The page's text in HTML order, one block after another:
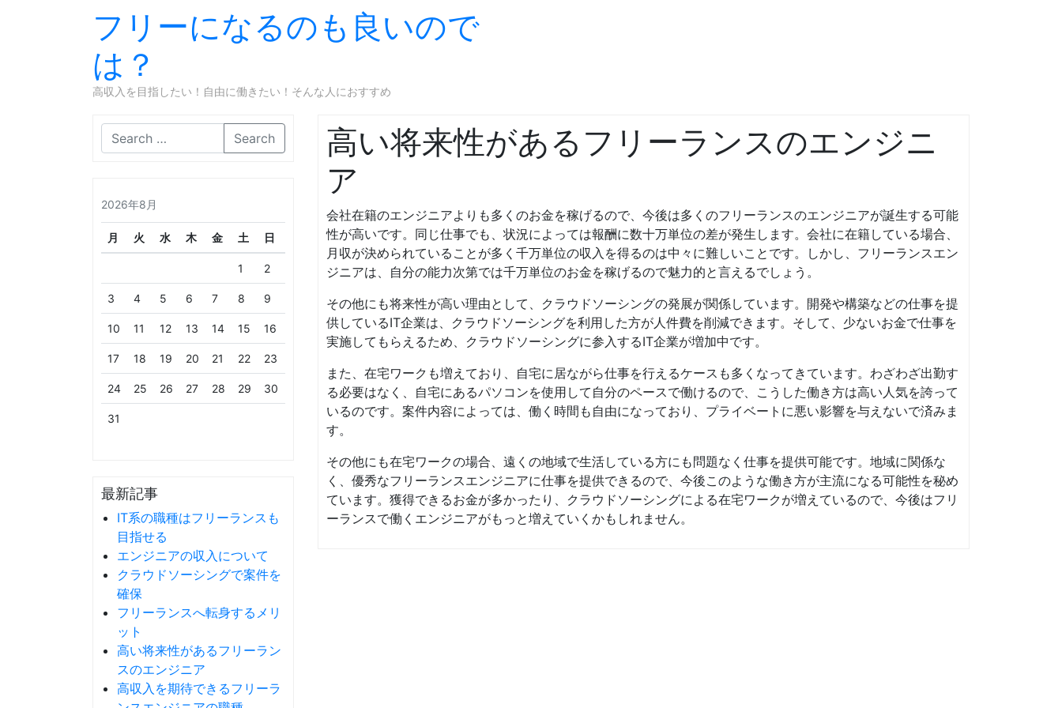
フリーになるのも良いので
は？
高収入を目指したい！自由に働きたい！そんな人におすすめ
Search
2026年8月
月 火 水 木 金 土 日
1 2
3 4 5 6 7 8 9
10 11 12 13 14 15 16
17 18 19 20 21 22 23
24 25 26 27 28 29 30
31
最新記事
IT系の職種はフリーランスも
目指せる
エンジニアの収入について
クラウドソーシングで案件を
確保
フリーランスへ転身するメリ
ット
高い将来性があるフリーラン
スのエンジニア
高収入を期待できるフリーラ
高い将来性があるフリーランスのエンジニ
ア
会社在籍のエンジニアよりも多くのお金を稼げるので、今後は多くのフリーランスのエンジニアが誕生する可能
性が高いです。同じ仕事でも、状況によっては報酬に数十万単位の差が発生します。会社に在籍している場合、
月収が決められていることが多く千万単位の収入を得るのは中々に難しいことです。しかし、フリーランスエン
ジニアは、自分の能力次第では千万単位のお金を稼げるので魅力的と言えるでしょう。
その他にも将来性が高い理由として、クラウドソーシングの発展が関係しています。開発や構築などの仕事を提
供しているIT企業は、クラウドソーシングを利用した方が人件費を削減できます。そして、少ないお金で仕事を
実施してもらえるため、クラウドソーシングに参入するIT企業が増加中です。
また、在宅ワークも増えており、自宅に居ながら仕事を行えるケースも多くなってきています。わざわざ出勤す
る必要はなく、自宅にあるパソコンを使用して自分のペースで働けるので、こうした働き方は高い人気を誇って
いるのです。案件内容によっては、働く時間も自由になっており、プライベートに悪い影響を与えないで済みま
す。
その他にも在宅ワークの場合、遠くの地域で生活している方にも問題なく仕事を提供可能です。地域に関係な
く、優秀なフリーランスエンジニアに仕事を提供できるので、今後このような働き方が主流になる可能性を秘め
ています。獲得できるお金が多かったり、クラウドソーシングによる在宅ワークが増えているので、今後はフリ
ーランスで働くエンジニアがもっと増えていくかもしれません。